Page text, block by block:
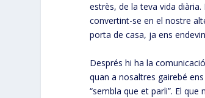
estrès, de la teva vida
convertint-se en el nostre
porta de casa, ja ens
Després hi ha la
quan a nosaltres gairebé
“sembla que et parli”. El